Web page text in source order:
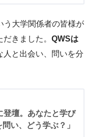
う大学関係者の皆様が
きました。 QWSは
人と出会い、問いを分
登壇。あなたと学び
い、どう学ぶ？」